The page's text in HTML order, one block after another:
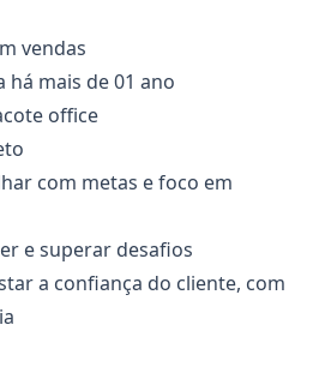
vendas
há mais de 01 ano
office
com metas e foco em
e superar desafios
a confiança do cliente, com